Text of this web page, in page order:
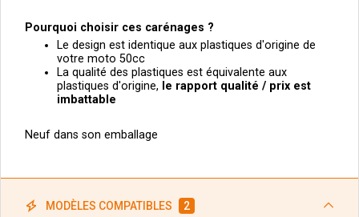
Pourquoi choisir ces carénages ?
Le design est identique aux plastiques d'origine de
votre moto 50cc
La qualité des plastiques est équivalente aux
plastiques d'origine, le rapport qualité / prix est
imbattable
Neuf dans son emballage
MODÈLES COMPATIBLES 2